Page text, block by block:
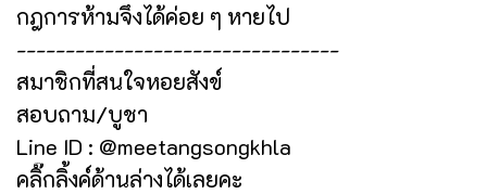
กฎการห้ามจึงได้ค่อย ๆ หายไป
---------------------------------
สมาชิกที่สนใจหอยสังข์
สอบถาม/บูชา
Line ID : @meetangsongkhla
คลิ๊กลิ้งค์ด้านล่างได้เลยคะ